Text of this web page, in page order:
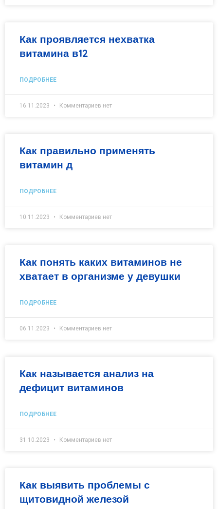
Как проявляется нехватка
витамина в12
ПОДРОБНЕЕ
16.11.2023 Комментариев нет
Как правильно применять
витамин д
ПОДРОБНЕЕ
10.11.2023 Комментариев нет
Как понять каких витаминов не
хватает в организме у девушки
ПОДРОБНЕЕ
06.11.2023 Комментариев нет
Как называется анализ на
дефицит витаминов
ПОДРОБНЕЕ
31.10.2023 Комментариев нет
Как выявить проблемы с
щитовидной железой